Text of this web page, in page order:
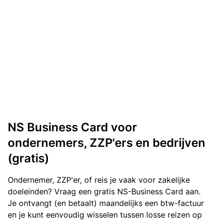
NS Business Card voor
ondernemers, ZZP'ers en bedrijven
(gratis)
Ondernemer, ZZP'er, of reis je vaak voor zakelijke
doeleinden? Vraag een gratis NS-Business Card aan.
Je ontvangt (en betaalt) maandelijks een btw-factuur
en je kunt eenvoudig wisselen tussen losse reizen op